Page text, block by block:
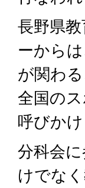
長野県
ーから
が関わ
全国の
呼びかけ
分科会
けでな